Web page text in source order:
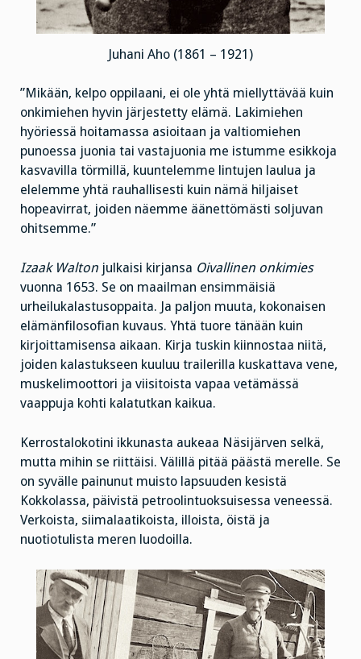
Juhani Aho (1861 – 1921)
”Mikään, kelpo oppilaani, ei ole yhtä miellyttävää kuin
onkimiehen hyvin järjestetty elämä. Lakimiehen
hyöriessä hoitamassa asioitaan ja valtiomiehen
punoessa juonia tai vastajuonia me istumme esikkoja
kasvavilla törmillä, kuuntelemme lintujen laulua ja
elelemme yhtä rauhallisesti kuin nämä hiljaiset
hopeavirrat, joiden näemme äänettömästi soljuvan
ohitsemme.”
Izaak Walton julkaisi kirjansa Oivallinen onkimies
vuonna 1653. Se on maailman ensimmäisiä
urheilukalastusoppaita. Ja paljon muuta, kokonaisen
elämänfilosofian kuvaus. Yhtä tuore tänään kuin
kirjoittamisensa aikaan. Kirja tuskin kiinnostaa niitä,
joiden kalastukseen kuuluu trailerilla kuskattava vene,
muskelimoottori ja viisitoista vapaa vetämässä
vaappuja kohti kalatutkan kaikua.
Kerrostalokotini ikkunasta aukeaa Näsijärven selkä,
mutta mihin se riittäisi. Välillä pitää päästä merelle. Se
on syvälle painunut muisto lapsuuden kesistä
Kokkolassa, päivistä petroolintuoksuisessa veneessä.
Verkoista, siimalaatikoista, illoista, öistä ja
nuotiotulista meren luodoilla.